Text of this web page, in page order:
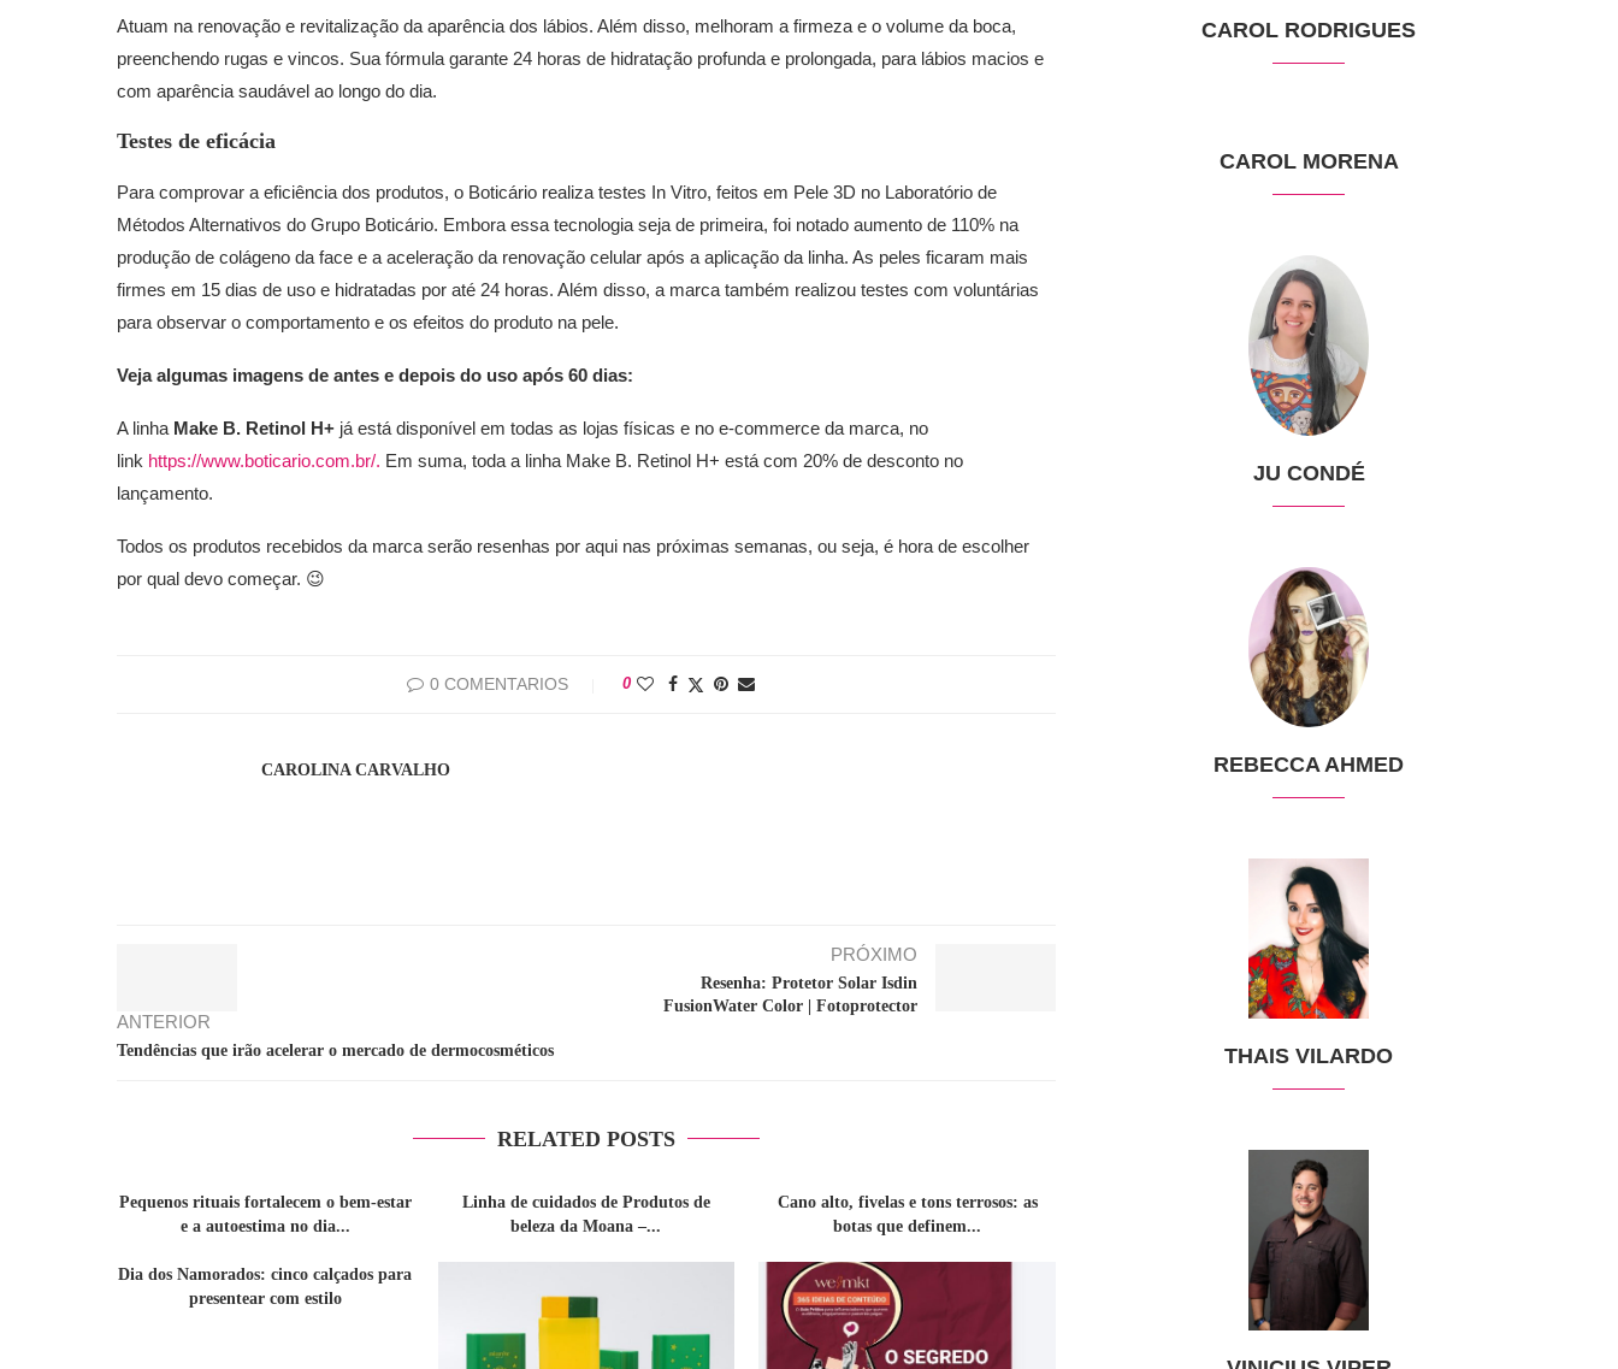
Atuam na renovação e revitalização da aparência dos lábios. Além disso, melhoram a firmeza e o volume da boca,
preenchendo rugas e vincos. Sua fórmula garante 24 horas de hidratação profunda e prolongada, para lábios macios e
com aparência saudável ao longo do dia.
Testes de eficácia
Para comprovar a eficiência dos produtos, o Boticário realiza testes In Vitro, feitos em Pele 3D no Laboratório de
Métodos Alternativos do Grupo Boticário. Embora essa tecnologia seja de primeira, foi notado aumento de 110% na
produção de colágeno da face e a aceleração da renovação celular após a aplicação da linha. As peles ficaram mais
firmes em 15 dias de uso e hidratadas por até 24 horas. Além disso, a marca também realizou testes com voluntárias
para observar o comportamento e os efeitos do produto na pele.
Veja algumas imagens de antes e depois do uso após 60 dias:
A linha Make B. Retinol H+ já está disponível em todas as lojas físicas e no e-commerce da marca, no
link https://www.boticario.com.br/. Em suma, toda a linha Make B. Retinol H+ está com 20% de desconto no
lançamento.
Todos os produtos recebidos da marca serão resenhas por aqui nas próximas semanas, ou seja, é hora de escolher
por qual devo começar. 😉
0 COMENTARIOS 0
CAROLINA CARVALHO
ANTERIOR
Tendências que irão acelerar o mercado de dermocosméticos
PRÓXIMO
Resenha: Protetor Solar Isdin
FusionWater Color | Fotoprotector
RELATED POSTS
Pequenos rituais fortalecem o bem-estar
e a autoestima no dia...
Linha de cuidados de Produtos de
beleza da Moana –...
Cano alto, fivelas e tons terrosos: as
botas que definem...
Dia dos Namorados: cinco calçados para
presentear com estilo
CAROL RODRIGUES
CAROL MORENA
JU CONDÉ
REBECCA AHMED
THAIS VILARDO